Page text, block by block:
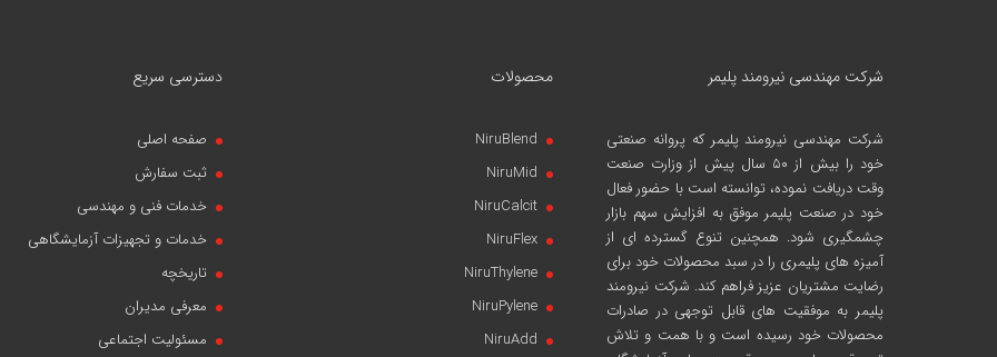
شرکت مهندسی نیرومند پلیمر
شرکت مهندسی نیرومند پلیمرکه پروانه صنعتی
خود را بیش از ۵۰ سال پیش از وزارت صنعت
وقت دریافت نموده، توانسته است با حضور فعال
خود در صنعت پلیمر موفق به افزایش سهم بازار
چشمگیری شود. همچنین تنوع گسترده ای از
آمیزه های پلیمری را در سبد محصولات خود برای
رضایت مشتریان عزیز فراهم کند. شرکت نیرومند
پلیمر به موفقیت های قابل توجهی در صادرات
محصولات خود رسیده است و با همت و تلاش
محصولات
NiruBlend
NiruMid
NiruCalcit
NiruFlex
NiruThylene
NiruPylene
NiruAdd
دسترسی سریع
صفحه اصلی
ثبت سفارش
خدمات فنی و مهندسی
خدمات و تجهیزات آزمایشگاهی
تاریخچه
معرفی مدیران
مسئولیت اجتماعی